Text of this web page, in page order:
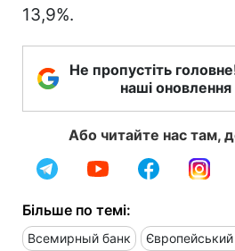
13,9%.
Не пропустіть
наші
Або читайте нас там,
Більше по темі:
Всемирный банк Європейський